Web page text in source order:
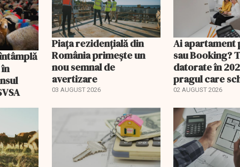
Piața rezidențială din
România primește un
nou semnal de
avertizare
03 AUGUST 2026
Ai apartament
sau Booking?
datorate în
pragul care
regimul fiscal
02 AUGUST 2026